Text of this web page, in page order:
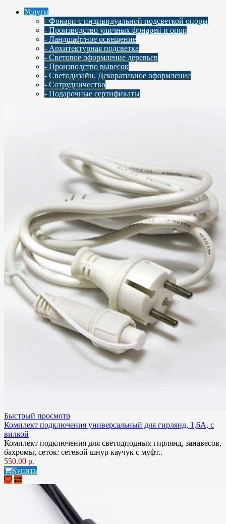
Услуги
- Фонари с индивидуальной подсветкой опоры
- Производство уличных фонарей и опор
- Ландшафтное освещение
- Архитектурная подсветка
- Световое оформление деревьев
- Производство вывесок
- Светодизайн. Декоративное оформление
- Сотрудничество
- Подарочные сертификаты
Быстрый просмотр
Комплект подключения универсальный для гирлянд, 1,6А, с
вилкой
Комплект подключения для светодиодных гирлянд, занавесов,
бахромы, сеток: сетевой шнур каучук с муфт..
550.00 р.
Купить